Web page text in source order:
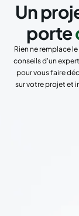
Un
porte
Rien ne remplace
conseils d'un
pour vous faire
sur votre projet et